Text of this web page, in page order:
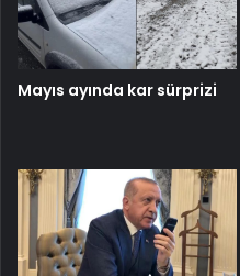
Mayıs ayında kar sürprizi